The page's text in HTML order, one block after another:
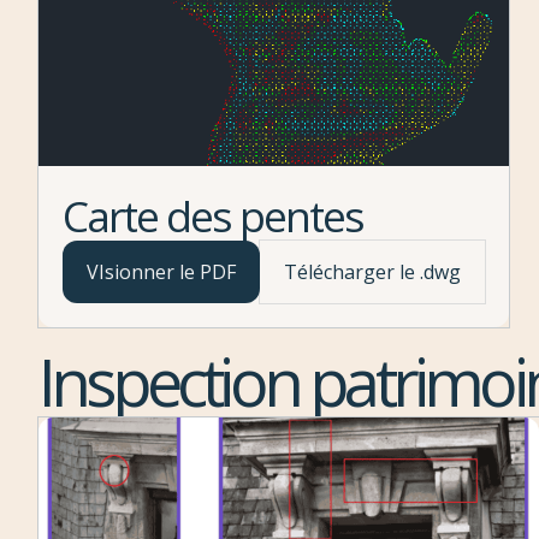
Carte des pentes
VIsionner le PDF Télécharger le .dwg
Inspection